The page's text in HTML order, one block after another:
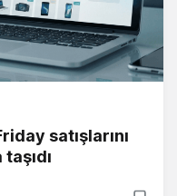
satışlarını